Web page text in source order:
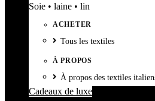
Soie • laine • lin
ACHETER
Tous les textiles
À PROPOS
À propos des textiles
Cadeaux de luxe